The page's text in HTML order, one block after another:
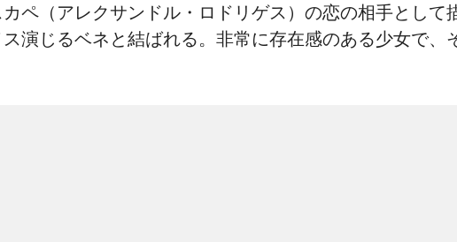
ペ（アレクサンドル・ロドリゲス）の恋の相手として
演じるベネと結ばれる。非常に存在感のある少女で